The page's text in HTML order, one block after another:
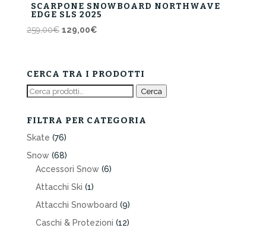
SCARPONE SNOWBOARD NORTHWAVE
EDGE SLS 2025
259,00€ Il
era:
259,00€.
129,00€Il
è:
129,00€.
CERCA TRA I PRODOTTI
Cerca: Cerca
FILTRA PER CATEGORIA
Skate (76)
Snow (68)
Accessori Snow (6)
Attacchi Ski (1)
Attacchi Snowboard (9)
Caschi & Protezioni (12)